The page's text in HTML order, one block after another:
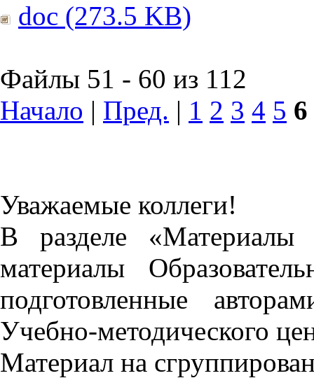
doc (273.5 KB)
Файлы 51 - 60 из 112
Начало | Пред. | 1 2 3 4 5 6
Уважаемые коллеги!
В разделе «Материалы
материалы
подготовленные
Учебно-методического
Материал на